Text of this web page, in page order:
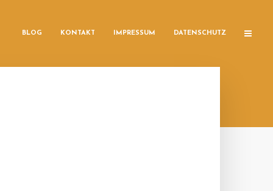
BLOG KONTAKT IMPRESSUM DATENSCHUTZ